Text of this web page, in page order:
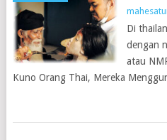
Di
dengan
atau
Kuno Orang Thai, Mereka